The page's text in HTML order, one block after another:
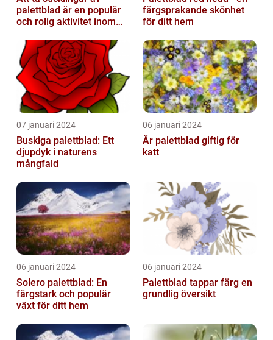
palettblad är en populär
och rolig aktivitet inom
färgsprakande skönhet
för ditt hem
07 januari 2024
Buskiga palettblad: Ett
djupdyk i naturens
mångfald
06 januari 2024
Är palettblad giftig för
katt
06 januari 2024
Solero palettblad: En
färgstark och populär
växt för ditt hem
06 januari 2024
Palettblad tappar färg en
grundlig översikt